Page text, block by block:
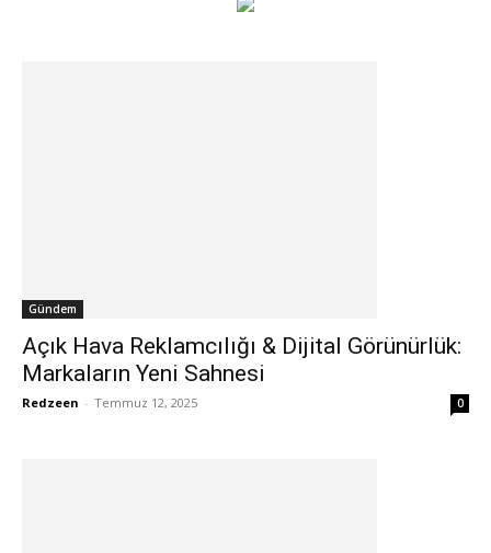
Gündem
Açık Hava Reklamcılığı & Dijital Görünürlük:
Markaların Yeni Sahnesi
Redzeen - Temmuz 12, 2025 0